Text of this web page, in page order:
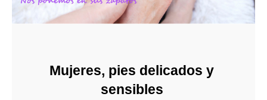
Mujeres, pies delicados y
sensibles